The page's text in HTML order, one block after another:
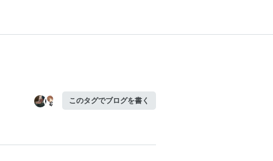
このタグでブログを書く